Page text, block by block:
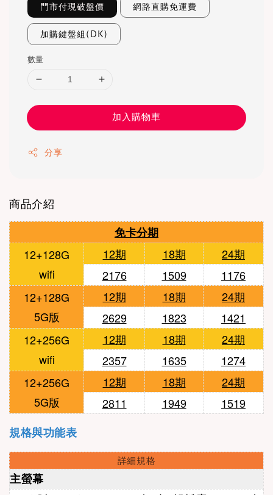
門市付現破盤價 網路直購免運費
加購鍵盤組(DK)
數量
加入購物車
分享
商品介紹
免卡分期
12+128G
wifi
12期 18期
24期
2176
1509
1176
12+128G
5G版
12期 18期
24期
2629
1823
1421
12+256G
wifi
12期 18期
24期
2357
1635
1274
12+256G
5G版
12期 18期
24期
2811
1949 1519
規格與功能表
詳細規格
主螢幕